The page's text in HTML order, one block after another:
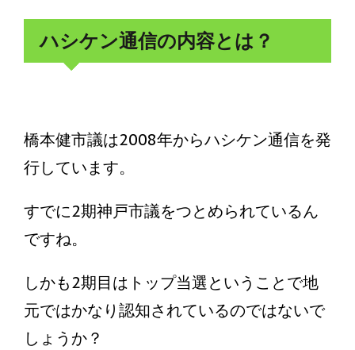
ハシケン通信の内容とは？
橋本健市議は2008年からハシケン通信を発
行しています。
すでに2期神戸市議をつとめられているん
ですね。
しかも2期目はトップ当選ということで地
元ではかなり認知されているのではないで
しょうか？